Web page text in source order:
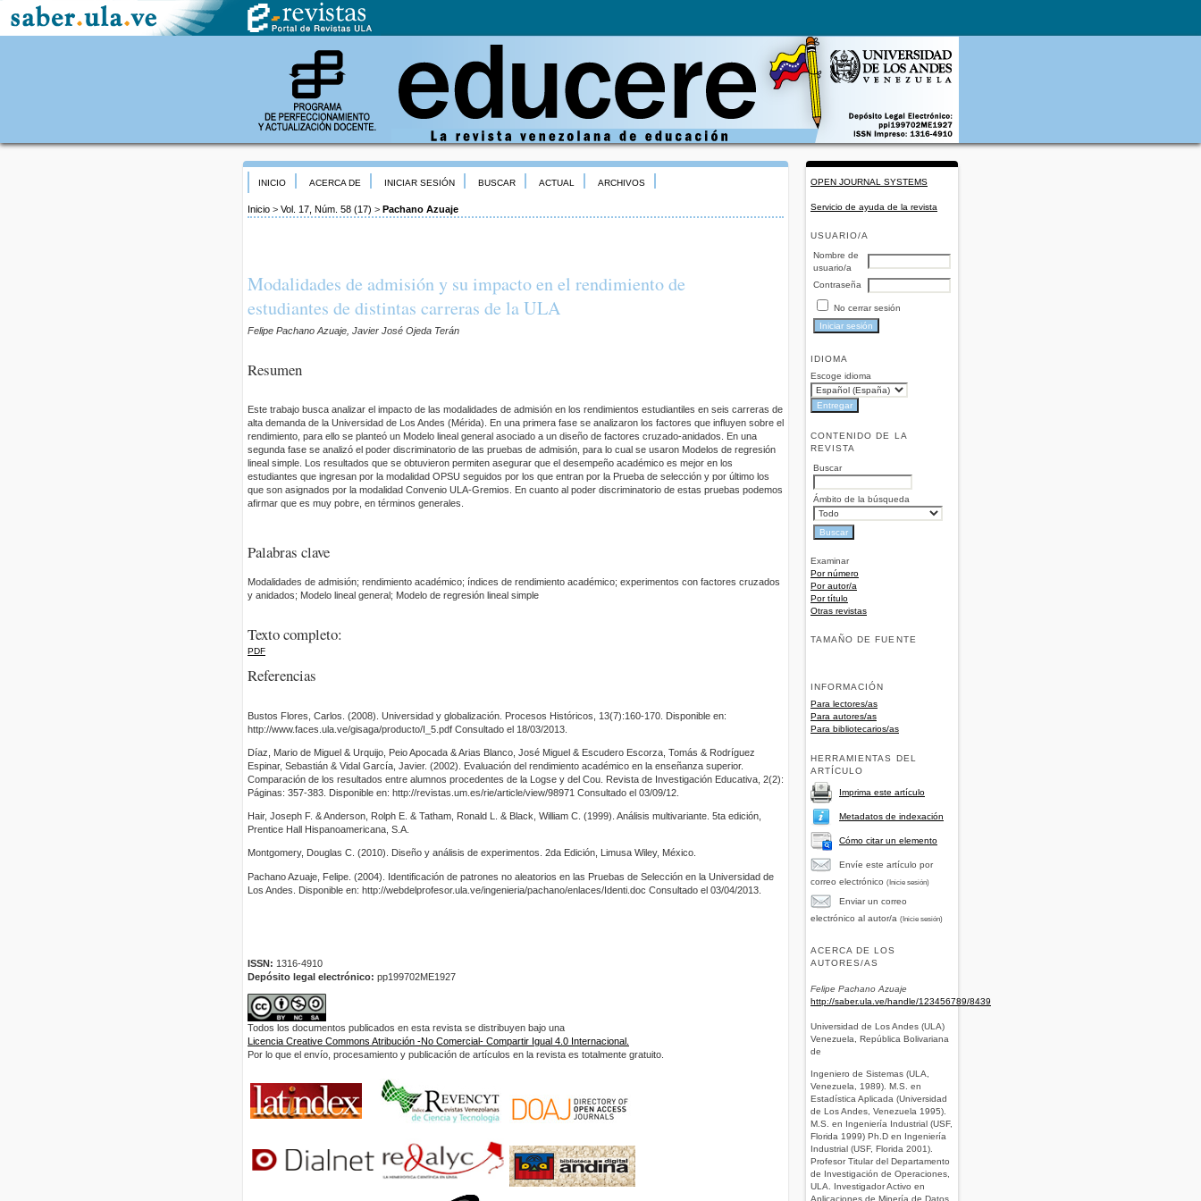
OPEN JOURNAL SYSTEMS
Servicio de ayuda de la revista
USUARIO/A
Nombre de
usuario/a
Contraseña
No cerrar sesión
IDIOMA
Escoge idioma
CONTENIDO DE LA
REVISTA
Buscar
Ámbito de la búsqueda
Examinar
Por número
Por autor/a
Por título
Otras revistas
TAMAÑO DE FUENTE
INFORMACIÓN
Para lectores/as
Para autores/as
Para bibliotecarios/as
HERRAMIENTAS DEL
ARTÍCULO
Imprima este artículo
Metadatos de indexación
Cómo citar un elemento
Envíe este artículo por
correo electrónico (Inicie sesión)
Enviar un correo
electrónico al autor/a (Inicie sesión)
ACERCA DE LOS
AUTORES/AS
Felipe Pachano Azuaje
http://saber.ula.ve/handle/123456789/8439
Universidad de Los Andes (ULA)
Venezuela, República Bolivariana
de
Ingeniero de Sistemas (ULA,
Venezuela, 1989). M.S. en
Estadística Aplicada (Universidad
de Los Andes, Venezuela 1995).
M.S. en Ingeniería Industrial (USF,
Florida 1999) Ph.D en Ingeniería
Industrial (USF, Florida 2001).
Profesor Titular del Departamento
de Investigación de Operaciones,
ULA. Investigador Activo en
Aplicaciones de Minería de Datos
INICIO ACERCA DE INICIAR SESIÓN BUSCAR ACTUAL ARCHIVOS
Inicio > Vol. 17, Núm. 58 (17) > Pachano Azuaje
Modalidades de admisión y su impacto en el rendimiento de
estudiantes de distintas carreras de la ULA
Felipe Pachano Azuaje, Javier José Ojeda Terán
Resumen
Este trabajo busca analizar el impacto de las modalidades de admisión en los rendimientos estudiantiles en seis carreras de
alta demanda de la Universidad de Los Andes (Mérida). En una primera fase se analizaron los factores que influyen sobre el
rendimiento, para ello se planteó un Modelo lineal general asociado a un diseño de factores cruzado-anidados. En una
segunda fase se analizó el poder discriminatorio de las pruebas de admisión, para lo cual se usaron Modelos de regresión
lineal simple. Los resultados que se obtuvieron permiten asegurar que el desempeño académico es mejor en los
estudiantes que ingresan por la modalidad OPSU seguidos por los que entran por la Prueba de selección y por último los
que son asignados por la modalidad Convenio ULA-Gremios. En cuanto al poder discriminatorio de estas pruebas podemos
afirmar que es muy pobre, en términos generales.
Palabras clave
Modalidades de admisión; rendimiento académico; índices de rendimiento académico; experimentos con factores cruzados
y anidados; Modelo lineal general; Modelo de regresión lineal simple
Texto completo:
PDF
Referencias
Bustos Flores, Carlos. (2008). Universidad y globalización. Procesos Históricos, 13(7):160-170. Disponible en:
http://www.faces.ula.ve/gisaga/producto/I_5.pdf Consultado el 18/03/2013.
Díaz, Mario de Miguel & Urquijo, Peio Apocada & Arias Blanco, José Miguel & Escudero Escorza, Tomás & Rodríguez
Espinar, Sebastián & Vidal García, Javier. (2002). Evaluación del rendimiento académico en la enseñanza superior.
Comparación de los resultados entre alumnos procedentes de la Logse y del Cou. Revista de Investigación Educativa, 2(2):
Páginas: 357-383. Disponible en: http://revistas.um.es/rie/article/view/98971 Consultado el 03/09/12.
Hair, Joseph F. & Anderson, Rolph E. & Tatham, Ronald L. & Black, William C. (1999). Análisis multivariante. 5ta edición,
Prentice Hall Hispanoamericana, S.A.
Montgomery, Douglas C. (2010). Diseño y análisis de experimentos. 2da Edición, Limusa Wiley, México.
Pachano Azuaje, Felipe. (2004). Identificación de patrones no aleatorios en las Pruebas de Selección en la Universidad de
Los Andes. Disponible en: http://webdelprofesor.ula.ve/ingenieria/pachano/enlaces/Identi.doc Consultado el 03/04/2013.
ISSN: 1316-4910
Depósito legal electrónico: pp199702ME1927
Todos los documentos publicados en esta revista se distribuyen bajo una
Licencia Creative Commons Atribución -No Comercial- Compartir Igual 4.0 Internacional.
Por lo que el envío, procesamiento y publicación de artículos en la revista es totalmente gratuito.